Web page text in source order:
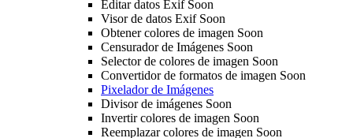
Editar datos Exif Soon
Visor de datos Exif Soon
Obtener colores de imagen Soon
Censurador de Imágenes Soon
Selector de colores de imagen Soon
Convertidor de formatos de imagen Soon
Pixelador de Imágenes
Divisor de imágenes Soon
Invertir colores de imagen Soon
Reemplazar colores de imagen Soon